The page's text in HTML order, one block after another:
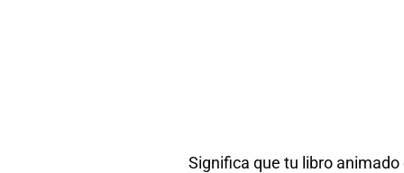
Significa que tu libro